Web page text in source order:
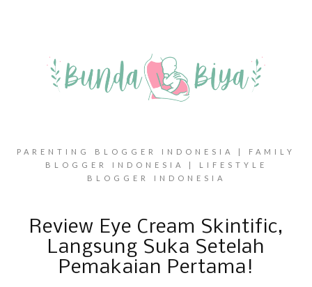
PARENTING BLOGGER INDONESIA | FAMILY
BLOGGER INDONESIA | LIFESTYLE
BLOGGER INDONESIA
Review Eye Cream Skintific,
Langsung Suka Setelah
Pemakaian Pertama!